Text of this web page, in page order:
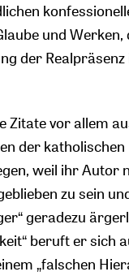
und
der
Zitate vor allem
der
weil ihr Autor
zu sein
geradezu
beruft er sich
„falschen